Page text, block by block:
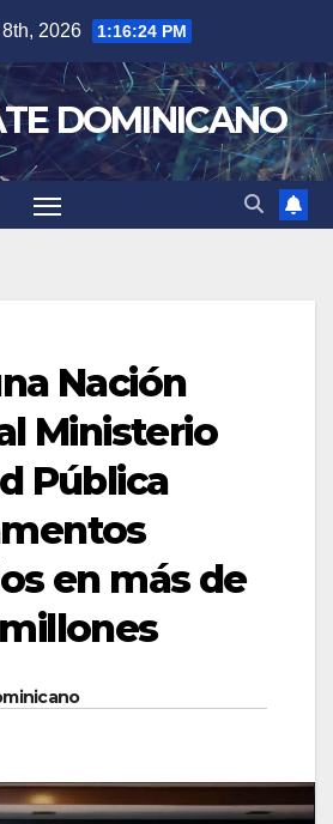
2026 1:16:25 PM
DOMINICANO
Nación
Ministerio
Pública
en más de